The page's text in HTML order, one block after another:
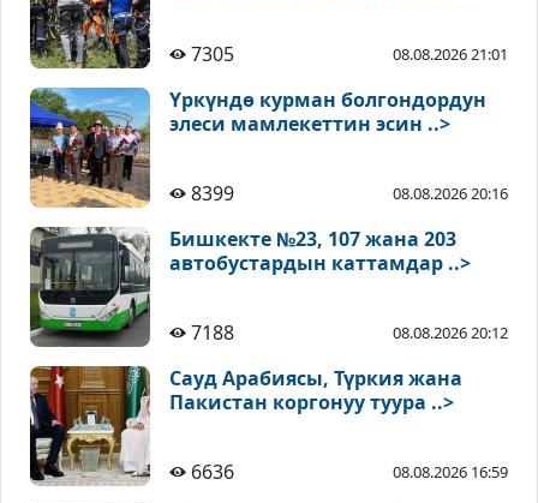
7305 08.08.2026 21:01
Үркүндө курман болгондордун
элеси мамлекеттин эсин ..>
8399 08.08.2026 20:16
Бишкекте №23, 107 жана 203
автобустардын каттамдар ..>
7188 08.08.2026 20:12
Сауд Арабиясы, Түркия жана
Пакистан коргонуу туура ..>
6636 08.08.2026 16:59